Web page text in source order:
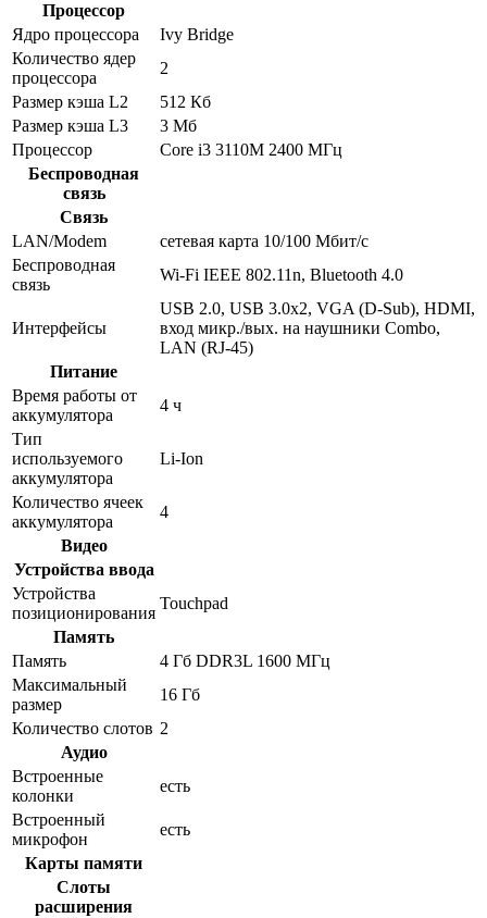
Процессор
Ядро процессора
Ivy Bridge
Количество ядер
процессора
2
Размер кэша L2
512 Кб
Размер кэша L3
3 Мб
Процессор
Core i3 3110M 2400 МГц
Беспроводная
связь
Связь
LAN/Modem
сетевая карта 10/100 Мбит/c
Беспроводная
связь
Wi-Fi IEEE 802.11n, Bluetooth 4.0
Интерфейсы
USB 2.0, USB 3.0x2, VGA (D-Sub), HDMI,
вход микр./вых. на наушники Combo,
LAN (RJ-45)
Питание
Время работы от
аккумулятора
4 ч
Тип
используемого
аккумулятора
Li-Ion
Количество ячеек
аккумулятора
4
Видео
Устройства ввода
Устройства
позиционирования
Touchpad
Память
Память
4 Гб DDR3L 1600 МГц
Максимальный
размер
16 Гб
Количество слотов 2
Аудио
Встроенные
колонки
есть
Встроенный
микрофон
есть
Карты памяти
Слоты
расширения